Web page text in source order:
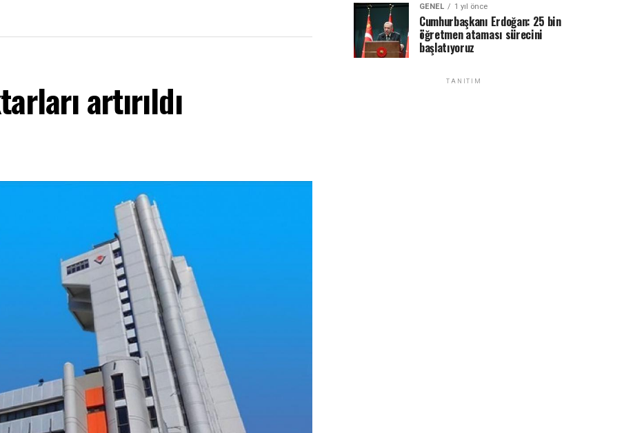
artırıldı
GENEL 1 yıl önce
Cumhurbaşkanı Erdoğan: 25 bin
öğretmen ataması sürecini
başlatıyoruz
TANITIM